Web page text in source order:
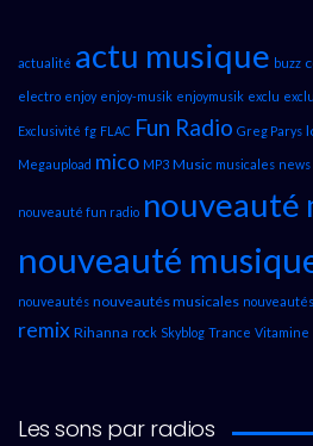
actualité actu musique buzz
electro enjoy enjoy-musik enjoymusik exclu
Exclusivité fg FLAC Fun Radio Greg Parys
Megaupload mico MP3 Music musicales news
nouveauté fun radio nouveauté
nouveauté
nouveautés nouveautés musicales
remix Rihanna rock Skyblog Trance Vitamine
Les sons par radios